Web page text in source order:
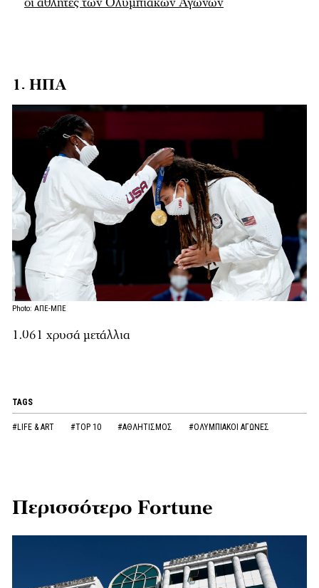
1. ΗΠΑ
Photo: ΑΠΕ-ΜΠΕ
1.061 χρυσά μετάλλια
TAGS
#LIFE & ART #TOP 10 #ΑΘΛΗΤΙΣΜΟΣ #ΟΛΥΜΠΙΑΚΟΙ ΑΓΩΝΕΣ
Περισσότερο Fortune